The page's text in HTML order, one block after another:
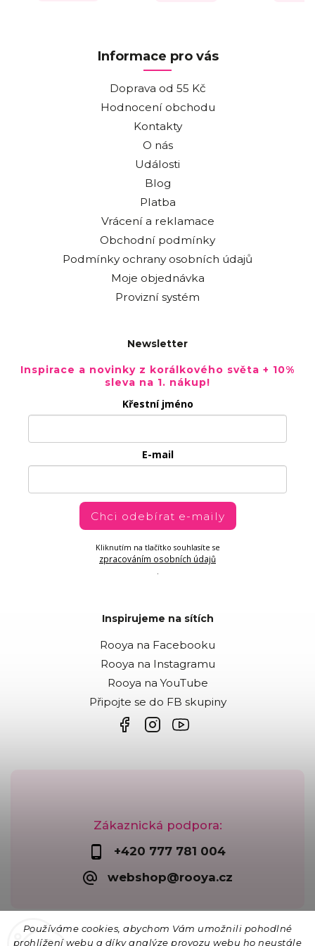
Používáme cookies, abychom Vám umožnili pohodlné
prohlížení webu a díky analýze provozu webu ho neustále
Zákaznická podpora:
+420 777 781 004
webshop@rooya.cz
Informace pro vás
Doprava od 55 Kč
Hodnocení obchodu
Kontakty
O nás
Události
Blog
Platba
Vrácení a reklamace
Obchodní podmínky
Podmínky ochrany osobních údajů
Moje objednávka
Provizní systém
Newsletter
Inspirace a novinky z korálkového světa + 10%
sleva na 1. nákup!
Křestní jméno
E-mail
Chci odebírat e-maily
Kliknutím na tlačítko souhlasíte se
zpracováním osobních údajů
.
Inspirujeme na sítích
Rooya na Facebooku
Rooya na Instagramu
Rooya na YouTube
Připojte se do FB skupiny